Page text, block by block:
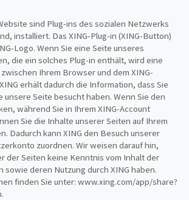
sind Plug-ins des sozialen Netzwerks
installiert. Das XING-Plug-in (XING-Button)
Logo. Wenn Sie eine Seite unseres
die ein solches Plug-in enthält, wird eine
Ihrem Browser und dem XING-
erhält dadurch die Information, dass Sie
unsere Seite besucht haben. Wenn Sie den
während Sie in Ihrem XING-Account
Sie die Inhalte unserer Seiten auf Ihrem
Dadurch kann XING den Besuch unserer
zuordnen. Wir weisen darauf hin,
der Seiten keine Kenntnis vom Inhalt der
deren Nutzung durch XING haben.
finden Sie unter: www.xing.com/app/share?